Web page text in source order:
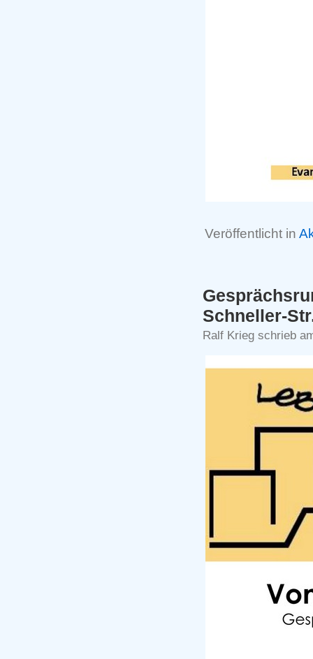
Veröffentlicht in
Schneller-
Ralf Krieg schrieb